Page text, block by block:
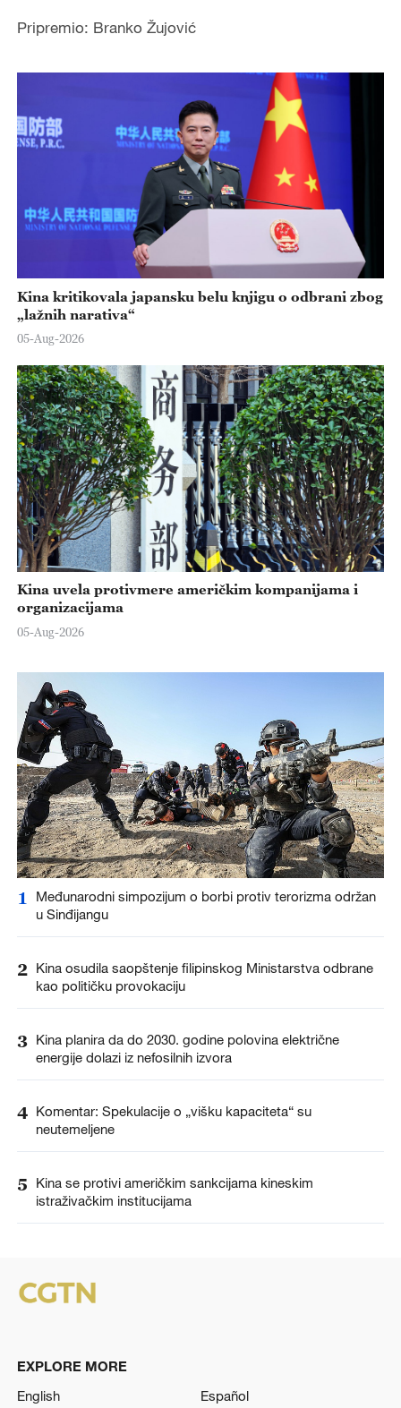
Pripremio: Branko Žujović
Kina kritikovala japansku belu knjigu o odbrani zbog
„lažnih narativa“
05-Aug-2026
Kina uvela protivmere američkim kompanijama i
organizacijama
05-Aug-2026
1
Međunarodni simpozijum o borbi protiv terorizma održan
u Sinđijangu
2 Kina osudila saopštenje filipinskog Ministarstva odbrane
kao političku provokaciju
3 Kina planira da do 2030. godine polovina električne
energije dolazi iz nefosilnih izvora
4 Komentar: Spekulacije o „višku kapaciteta“ su
neutemeljene
5
Kina se protivi američkim sankcijama kineskim
istraživačkim institucijama
EXPLORE MORE
English
Español